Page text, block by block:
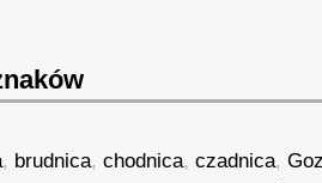
, brudnica,chodnica,czadnica,